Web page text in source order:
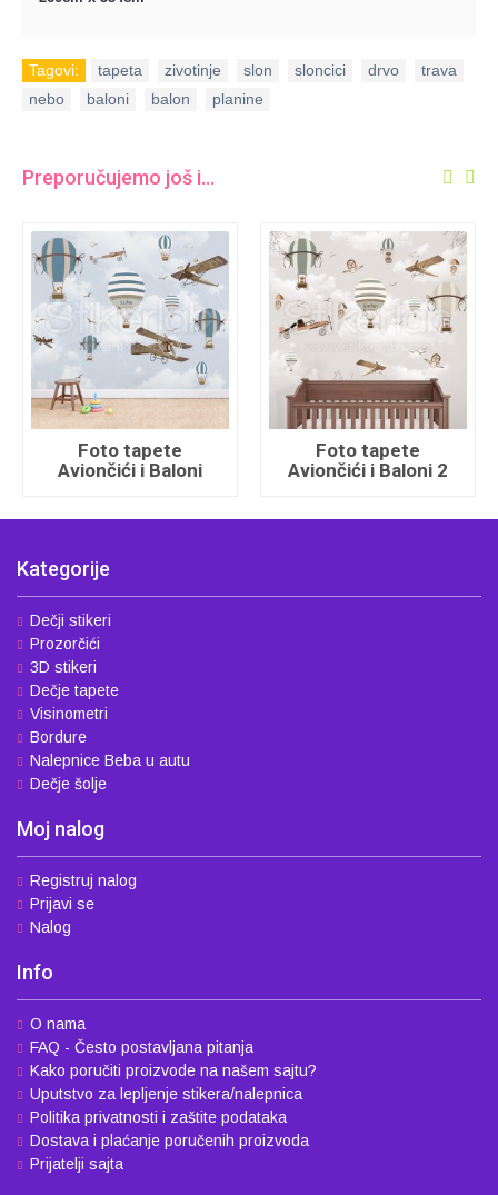
Tagovi: tapeta zivotinje slon sloncici drvo trava
nebo
baloni balon planine
Preporučujemo još i...
Foto tapete
Aviončići i Baloni
Foto tapete
Aviončići i Baloni 2
Kategorije
Dečji stikeri
Prozorčići
3D stikeri
Dečje tapete
Visinometri
Bordure
Nalepnice Beba u autu
Dečje šolje
Moj nalog
Registruj nalog
Prijavi se
Nalog
Info
O nama
FAQ - Često postavljana pitanja
Kako poručiti proizvode na našem sajtu?
Uputstvo za lepljenje stikera/nalepnica
Politika privatnosti i zaštite podataka
Dostava i plaćanje poručenih proizvoda
Prijatelji sajta